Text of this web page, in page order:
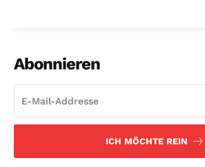
Abonnieren
ICH MÖCHTE REIN